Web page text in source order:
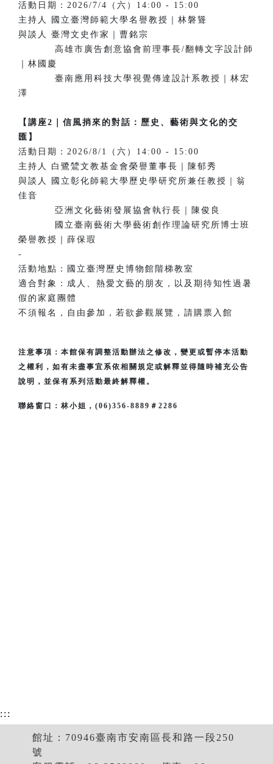
活動日期：2026/7/4（六）14:00 - 15:00
主持人 國立臺灣師範大學名譽教授｜林磐聳
與談人 臺灣文史作家｜曹銘宗
高雄市廣告創意協會前理事長/翻轉文字設計師
｜林國慶
臺南應用科技大學視覺傳達設計系教授｜林宏
澤
【講座2｜信風捎來的對話：歷史、藝術與文化的交
匯】
活動日期：2026/8/1（六）14:00 - 15:00
主持人 白鷺鷥文教基金會榮譽董事長｜陳郁秀
與談人 國立彰化師範大學歷史學研究所兼任教授｜翁
佳音
亞洲文化藝術發展協會執行長｜陳俊良
國立臺南藝術大學藝術創作理論研究所博士班
榮譽教授｜薛保瑕
-
活動地點：國立臺灣歷史博物館階梯教室
適合對象：成人、熱愛文藝的朋友，以及期待知性過暑
假的家庭團體
不須報名，自由參加，若欲參觀展覽，請購票入館
注意事項：本館保有調整活動辦法之修改，變更或暫停本活動
之權利，如有未盡事宜系依相關規定或解釋並得隨時補充公告
說明，並保有系列活動最終解釋權。
聯絡窗口：林小姐，(06)356-8889＃2286
:::
館址：70946臺南市安南區長和路一段250
號